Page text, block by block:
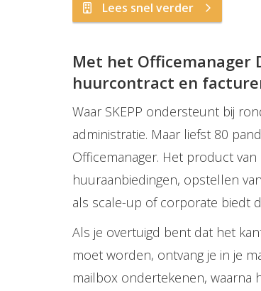
Lees snel verder
Met het Officemanager
huurcontract en
Waar SKEPP ondersteunt bij
administratie. Maar liefst 80
Officemanager. Het product
huuraanbiedingen, opstellen
als scale-up of corporate biedt
Als je overtuigd bent dat het
moet worden, ontvang je in je
mailbox ondertekenen, waarna